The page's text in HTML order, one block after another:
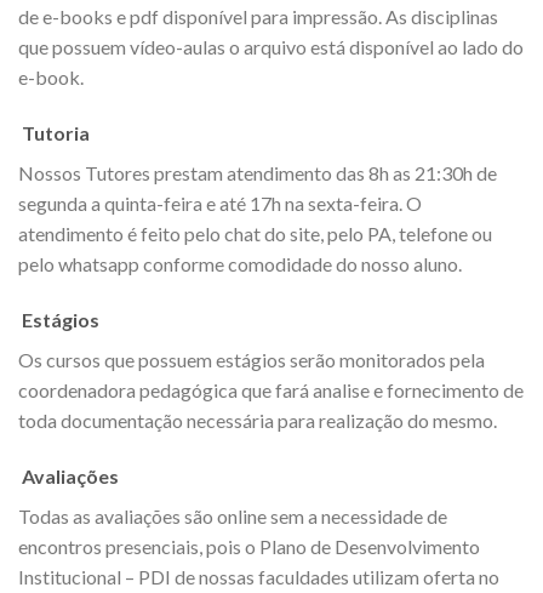
de e-books e pdf disponível para impressão. As disciplinas
que possuem vídeo-aulas o arquivo está disponível ao lado do
e-book.
Tutoria
Nossos Tutores prestam atendimento das 8h as 21:30h de
segunda a quinta-feira e até 17h na sexta-feira. O
atendimento é feito pelo chat do site, pelo PA, telefone ou
pelo whatsapp conforme comodidade do nosso aluno.
Estágios
Os cursos que possuem estágios serão monitorados pela
coordenadora pedagógica que fará analise e fornecimento de
toda documentação necessária para realização do mesmo.
Avaliações
Todas as avaliações são online sem a necessidade de
encontros presenciais, pois o Plano de Desenvolvimento
Institucional – PDI de nossas faculdades utilizam oferta no